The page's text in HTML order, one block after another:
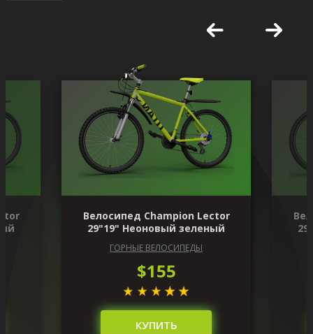
Велосипед Champion Lector
29"19" Неоновый зеленый
ГОРНЫЕ ВЕЛОСИПЕДЫ
$155
КУПИТЬ